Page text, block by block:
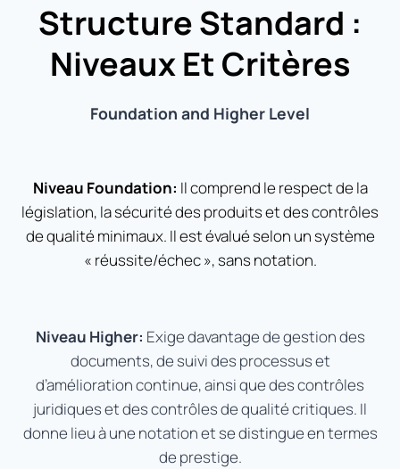
Structure Standard :
Niveaux Et Critères
Foundation and Higher Level
Niveau Foundation: Il comprend le respect de la
législation, la sécurité des produits et des contrôles
de qualité minimaux. Il est évalué selon un système
« réussite/échec », sans notation.
Niveau Higher: Exige davantage de gestion des
documents, de suivi des processus et
d’amélioration continue, ainsi que des contrôles
juridiques et des contrôles de qualité critiques. Il
donne lieu à une notation et se distingue en termes
de prestige.